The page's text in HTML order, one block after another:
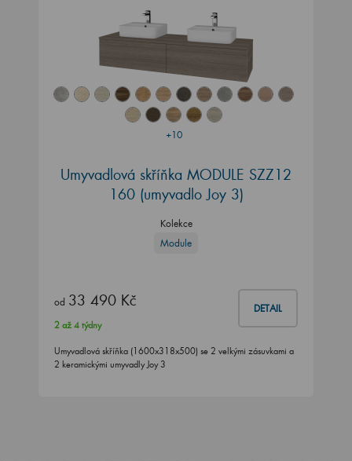
+10
Umyvadlová skříňka MODULE SZZ12
160 (umyvadlo Joy 3)
Kolekce
Module
od 33 490 Kč DETAIL
2 až 4 týdny
Umyvadlová skříňka (1600x318x500) se 2 velkými zásuvkami a
2 keramickými umyvadly Joy 3